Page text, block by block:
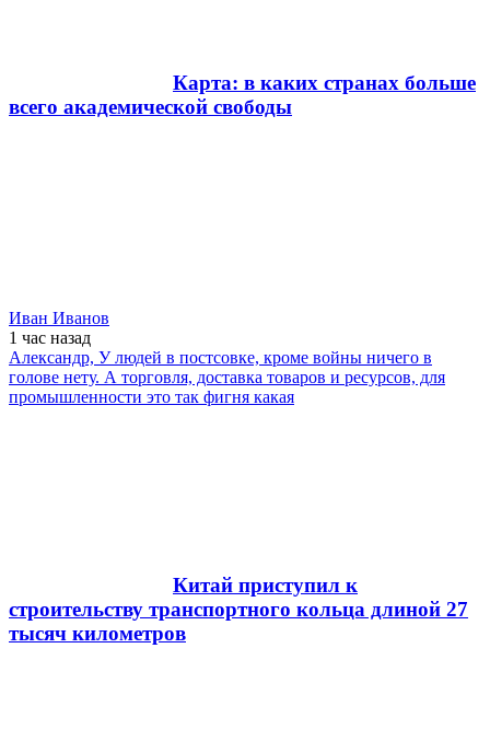
Карта: в каких странах больше
всего академической свободы
Иван Иванов
1 час назад
Александр, У людей в постсовке, кроме войны ничего в
голове нету. А торговля, доставка товаров и ресурсов, для
промышленности это так фигня какая
Китай приступил к
строительству транспортного кольца длиной 27
тысяч километров